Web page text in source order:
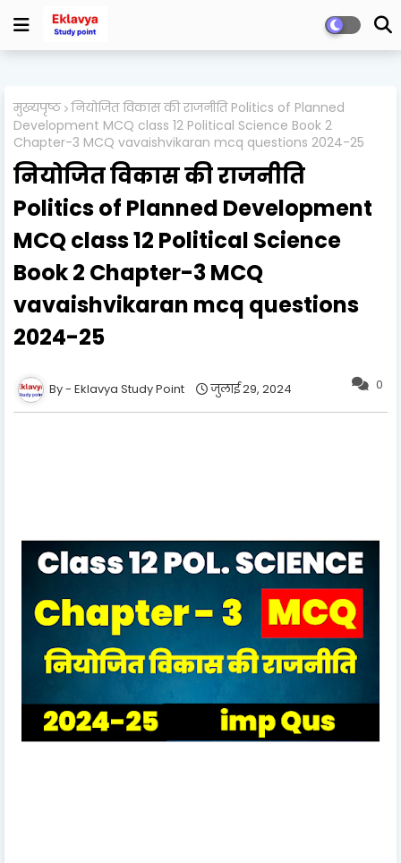
मुख्यपृष्ठ नियोजित विकास की राजनीति Politics of Planned
Development MCQ class 12 Political Science Book 2
Chapter-3 MCQ vavaishvikaran mcq questions 2024-25
नियोजित विकास की राजनीति
Politics of Planned Development
MCQ class 12 Political Science
Book 2 Chapter-3 MCQ
vavaishvikaran mcq questions
2024-25
0
Eklavya Study Point जुलाई 29, 2024